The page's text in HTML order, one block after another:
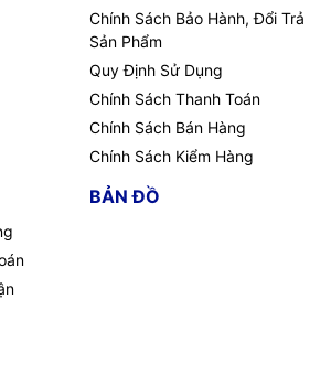
Chính Sách Bảo Hành, Đổi Trả
Sản Phẩm
Quy Định Sử Dụng
Chính Sách Thanh Toán
Chính Sách Bán Hàng
Chính Sách Kiểm Hàng
BẢN ĐỒ